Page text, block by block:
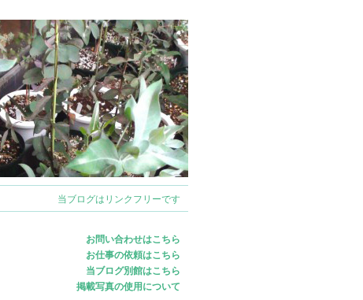
当ブログはリンクフリーです
お問い合わせはこちら
お仕事の依頼はこちら
当ブログ別館はこちら
掲載写真の使用について